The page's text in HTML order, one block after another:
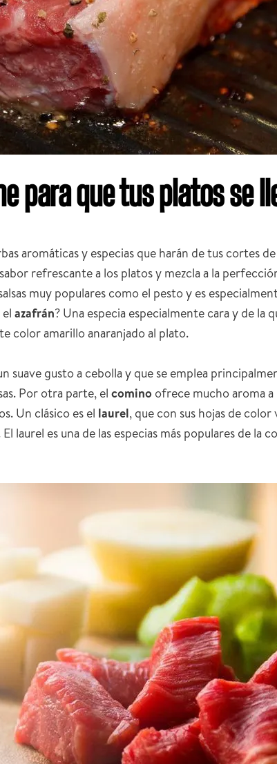
para que tus platos se
aromáticas y especias que harán de tus cortes
refrescante a los platos y mezcla a la
muy populares como el pesto y es
azafrán? Una especia especialmente cara y de la
color amarillo anaranjado al plato.
suave gusto a cebolla y que se emplea
Por otra parte, elcomino ofrece mucho aroma a
Un clásico es el laurel, que con sus hojas de
laurel es una de las especias más populares de la